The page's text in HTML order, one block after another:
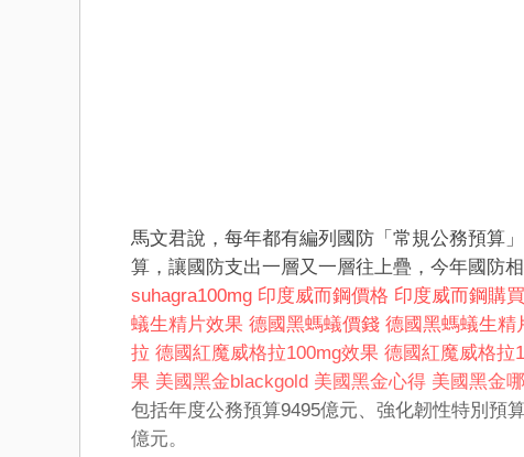
馬文君說，每年都有編列國防「常規公務預算
算，讓國防支出一層又一層往上疊，今年國防
suhagra100mg 印度威而鋼價格 印度威而鋼購買
蟻生精片效果 德國黑螞蟻價錢 德國黑螞蟻生精
拉 德國紅魔威格拉100mg效果 德國紅魔威格拉
果 美國黑金blackgold 美國黑金心得 美國黑金
包括年度公務預算9495億元、強化韌性特別預
億元。